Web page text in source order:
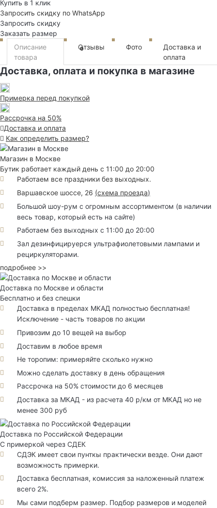
Купить в 1 клик
Запросить скидку по WhatsApp
Запросить скидку
Заказать размер
Описание
товара
Отзывы
0 Фото
Доставка и
оплата
Доставка, оплата и покупка в магазине
Примерка перед покупкой
Рассрочка на 50%
Доставка и оплата
Как определить размер?
Магазин в Москве
Бутик работает каждый день с 11:00 до 20:00
Работаем все праздники без выходных.
Варшавское шоссе, 26 (схема проезда)
Большой шоу-рум с огромным ассортиментом (в наличии
весь товар, который есть на сайте)
Работаем без выходных с 11:00 до 20:00
Зал дезинфицируерся ультрафиолетовыми лампами и
рециркуляторами.
подробнее >>
Доставка по Москве и области
Бесплатно и без спешки
Доставка в пределах МКАД полностью бесплатная!
Исключение - часть товаров по акции
Привозим до 10 вещей на выбор
Доставим в любое время
Не торопим: примеряйте сколько нужно
Можно сделать доставку в день обращения
Рассрочка на 50% стоимости до 6 месяцев
Доставка за МКАД - из расчета 40 р/км от МКАД но не
менее 300 руб
Доставка по Российской Федерации
С примеркой через СДЕК
СДЭК имеет свои пунткы практически везде. Они дают
возможность примерки.
Доставка бесплатная, комиссия за наложенный платеж
всего 2%.
Мы сами подберм размер. Подбор размеров и моделей